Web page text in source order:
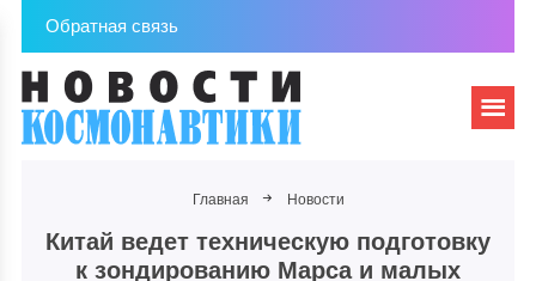
Обратная связь
Главная Новости
Китай ведет техническую подготовку
к зондированию Марса и малых